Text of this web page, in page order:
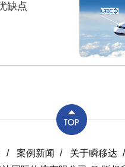
缺点
/ 案例新闻 / 关于瞬移达 /